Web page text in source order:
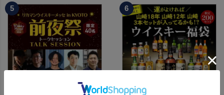
入場券となるeチケットは【8
月中旬】にメールにて配信予
定
※代引き決済不可
が入ってるかも!?【限定300セ
ット】 シャンパーニュ クリス
タル ドンペリP2 NPU 2008
VT リカーマウ